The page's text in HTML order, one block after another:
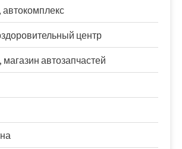
автокомплекс
центр
магазин автозапчастей